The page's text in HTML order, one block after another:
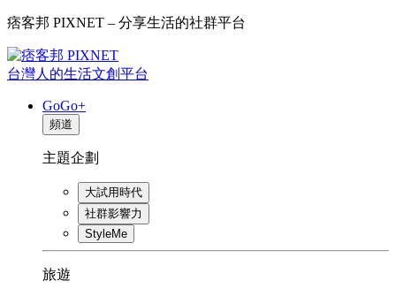
痞客邦 PIXNET – 分享生活的社群平台
台灣人的生活文創平台
GoGo+
頻道
主題企劃
大試用時代
社群影響力
StyleMe
旅遊